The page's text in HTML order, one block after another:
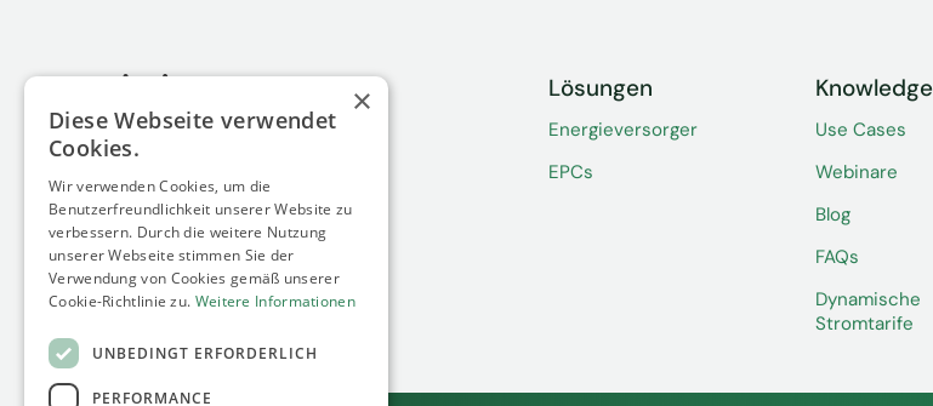
minimum energy GmbH
Siebengebirgsallee 60
50939 Köln
Germany
Lösungen
Energieversorger
EPCs
Knowledge
Use Cases
Webinare
Blog
FAQs
Dynamische
Stromtarife
×
Diese Webseite verwendet
Cookies.
Wir verwenden Cookies, um die
Benutzerfreundlichkeit unserer Website zu
verbessern. Durch die weitere Nutzung
unserer Webseite stimmen Sie der
Verwendung von Cookies gemäß unserer
Cookie-Richtlinie zu. Weitere Informationen
UNBEDINGT ERFORDERLICH
PERFORMANCE